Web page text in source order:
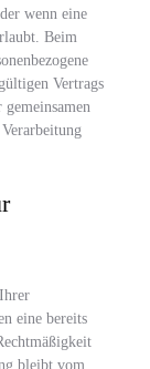
wenn eine
Beim
Vertrags
eine bereits
bleibt vom